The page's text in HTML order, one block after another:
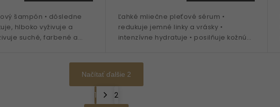
šampón • dôsledne
hlboko vyživuje a
suché, farbené a
Ľahké mliečne pleťové sérum •
redukuje jemné linky a vrásky •
intenzívne hydratuje • posilňuje kožnú
Načítať ďalšie 2
1
2